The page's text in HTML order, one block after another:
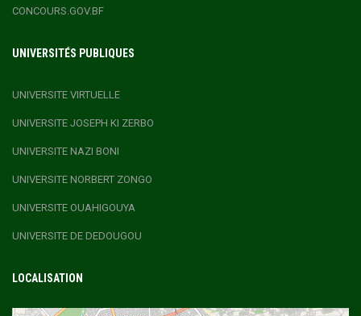
CONCOURS.GOV.BF
UNIVERSITÉS PUBLIQUES
UNIVERSITE VIRTUELLE
UNIVERSITE JOSEPH KI ZERBO
UNIVERSITE NAZI BONI
UNIVERSITE NORBERT ZONGO
UNIVERSITE OUAHIGOUYA
UNIVERSITE DE DEDOUGOU
LOCALISATION